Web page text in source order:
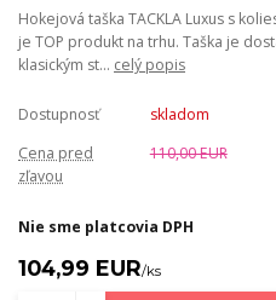
Hokejová taška TACKLA Luxus s
je TOP produkt na trhu. Taška je
klasickým st... celý popis
Dostupnosť
skladom
Cena pred
zľavou
110,00 EUR
Nie sme platcovia DPH
104,99 EUR/ks